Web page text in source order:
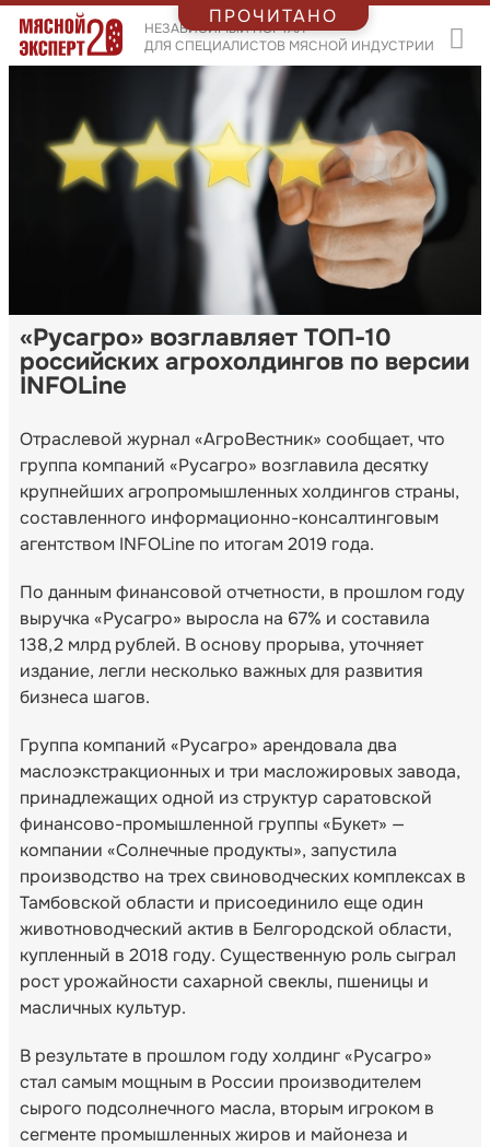
НЕЗАВИСИМЫЙ ПОРТАЛ
ДЛЯ СПЕЦИАЛИСТОВ МЯСНОЙ ИНДУСТРИИ
«Русагро» возглавляет ТОП-10
российских агрохолдингов по версии
INFOLine
Отраслевой журнал «АгроВестник» сообщает, что
группа компаний «Русагро» возглавила десятку
крупнейших агропромышленных холдингов страны,
составленного информационно-консалтинговым
агентством INFOLine по итогам 2019 года.
По данным финансовой отчетности, в прошлом году
выручка «Русагро» выросла на 67% и составила
138,2 млрд рублей. В основу прорыва, уточняет
издание, легли несколько важных для развития
бизнеса шагов.
Группа компаний «Русагро» арендовала два
маслоэкстракционных и три масложировых завода,
принадлежащих одной из структур саратовской
финансово-промышленной группы «Букет» —
компании «Солнечные продукты», запустила
производство на трех свиноводческих комплексах в
Тамбовской области и присоединило еще один
животноводческий актив в Белгородской области,
купленный в 2018 году. Существенную роль сыграл
рост урожайности сахарной свеклы, пшеницы и
масличных культур.
В результате в прошлом году холдинг «Русагро»
стал самым мощным в России производителем
сырого подсолнечного масла, вторым игроком в
сегменте промышленных жиров и майонеза и
ПРОЧИТАНО